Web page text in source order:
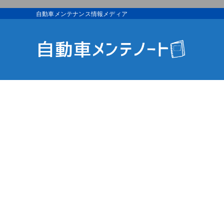
自動車メンテナンス情報メディア